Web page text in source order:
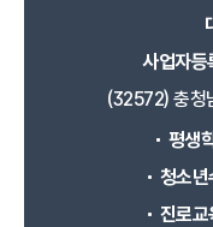
사업자등
(32572) 충청
평생
청소
진로교